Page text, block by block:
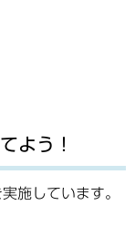
よう！
施しています。